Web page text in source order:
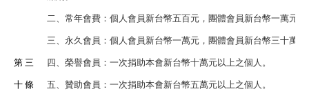
第 三
十 條
二、常年會費：個人會員新台幣五百元，團體會員新台幣一萬元
三、永久會員：個人會員新台幣一萬元，團體會員新台幣三十萬元
四、榮譽會員：一次捐助本會新台幣十萬元以上之個人。
五、贊助會員：一次捐助本會新台幣五萬元以上之個人。